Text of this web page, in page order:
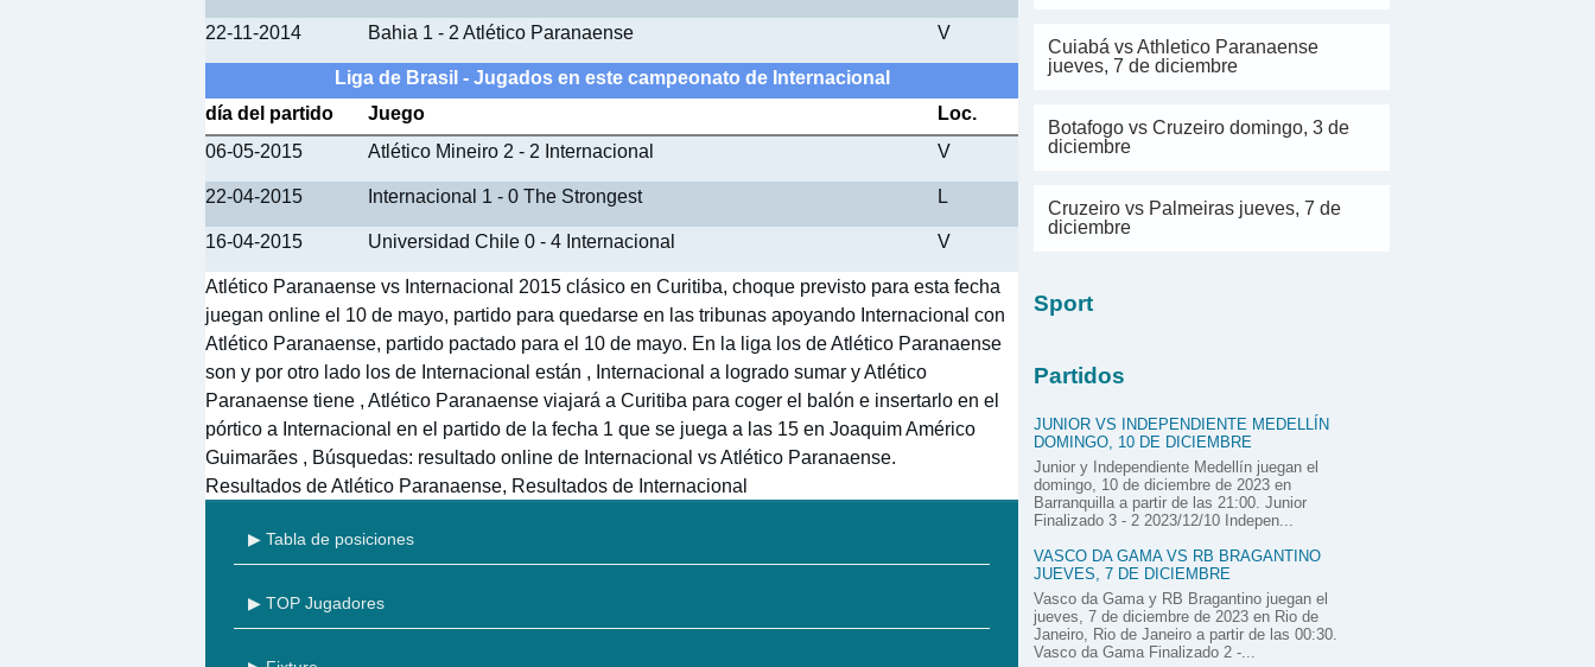
22-11-2014 Bahia 1 - 2 Atlético Paranaense V
Liga de Brasil - Jugados en este campeonato de Internacional
día del partido
Juego
Loc.
06-05-2015
Atlético Mineiro 2 - 2 Internacional V
22-04-2015 Internacional 1 - 0 The Strongest L
16-04-2015 Universidad Chile 0 - 4 Internacional V
Atlético Paranaense vs Internacional 2015 clásico en Curitiba, choque previsto para esta fecha
juegan online el 10 de mayo, partido para quedarse en las tribunas apoyando Internacional con
Atlético Paranaense, partido pactado para el 10 de mayo. En la liga los de Atlético Paranaense
son y por otro lado los de Internacional están , Internacional a logrado sumar y Atlético
Paranaense tiene , Atlético Paranaense viajará a Curitiba para coger el balón e insertarlo en el
pórtico a Internacional en el partido de la fecha 1 que se juega a las 15 en Joaquim Américo
Guimarães , Búsquedas: resultado online de Internacional vs Atlético Paranaense.
Resultados de Atlético Paranaense, Resultados de Internacional
▶ Tabla de posiciones
▶ TOP Jugadores
Cuiabá vs Athletico Paranaense
jueves, 7 de diciembre
Botafogo vs Cruzeiro domingo, 3 de
diciembre
Cruzeiro vs Palmeiras jueves, 7 de
diciembre
Sport
Partidos
JUNIOR VS INDEPENDIENTE MEDELLÍN
DOMINGO, 10 DE DICIEMBRE
Junior y Independiente Medellín juegan el
domingo, 10 de diciembre de 2023 en
Barranquilla a partir de las 21:00. Junior
Finalizado 3 - 2 2023/12/10 Indepen...
VASCO DA GAMA VS RB BRAGANTINO
JUEVES, 7 DE DICIEMBRE
Vasco da Gama y RB Bragantino juegan el
jueves, 7 de diciembre de 2023 en Rio de
Janeiro, Rio de Janeiro a partir de las 00:30.
Vasco da Gama Finalizado 2 -...